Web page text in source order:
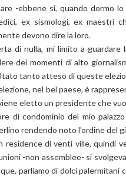
-ebbene si, quando dormo
ex sismologi, ex maestri
devono dire la loro.
di nulla, mi limito a
dei momenti di alto
tanto atteso di queste
nel bel paese, è
eletto un presidente che
di condominio del mio
rendendo noto l'ordine del
residence di venti ville, quindi
-non assemblee- si
parliamo di dolci